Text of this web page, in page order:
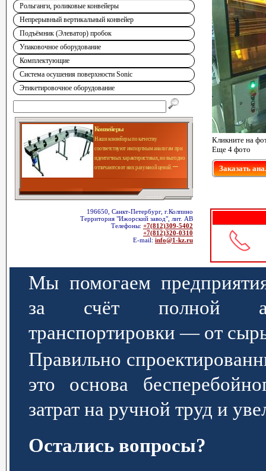
Рольганги, роликовые конвейеры
Непрерывный вертикальный конвейер
Подъёмник (Элеватор) пробок
Упаковочное оборудование
Комплектующие
Система осушения поверхности Sonic
Этикетировочное оборудование
Конвейеры
Наши конвейеры по качеству
соответствуют импортным аналогам при
идентичных характеристиках, но выгодно
отличаются от них разумной ценой.
196650, Санкт-Петербург, г.Колпино
Территория "Ижорский завод", лит. АВ
Телефоны: +7(812)309-5402
+7(812)320-0310
E-mail: info@1-kz.ru
Кликните на
Еще 4 фото
Заказать
Мы помогаем
за счёт полной
транспортировки — от
Правильно
это основа
затрат на ручной труд и
Остались вопросы?